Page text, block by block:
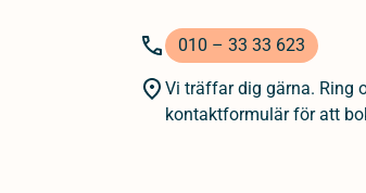
010 – 33 33 623
Vi träffar dig gärna. Ring
kontaktformulär för att